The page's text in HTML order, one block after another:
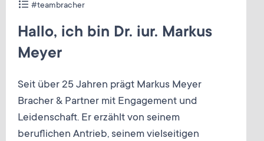
#teambracher
Hallo, ich bin Dr. iur. Markus
Meyer
Seit über 25 Jahren prägt Markus Meyer
Bracher & Partner mit Engagement und
Leidenschaft. Er erzählt von seinem
beruflichen Antrieb, seinem vielseitigen